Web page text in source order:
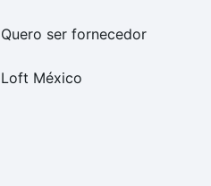
Quero ser fornecedor
Loft México